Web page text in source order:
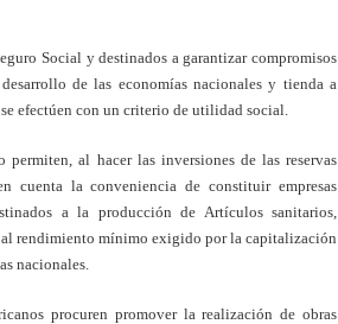
Social y destinados a garantizar compromisos
de las economías nacionales y tienda a
efectúen con un criterio de utilidad social.
al hacer las inversiones de las reservas
cuenta la conveniencia de constituir empresas
a la producción de Artículos sanitarios,
rendimiento mínimo exigido por la capitalización
nacionales.
procuren promover la realización de obras